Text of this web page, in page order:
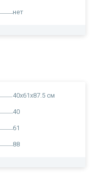
нет
40х61х87.5 см
40
61
88